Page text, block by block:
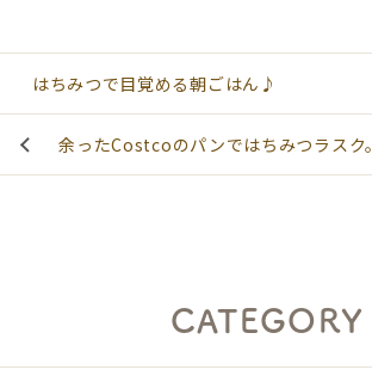
はちみつで目覚める朝ごはん♪
余ったCostcoのパンではちみつラスク。
CATEGORY